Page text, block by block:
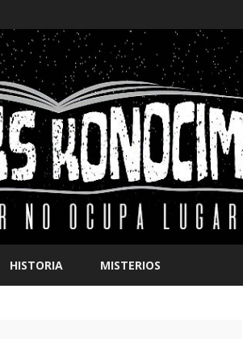
contenido
HISTORIA MISTERIOS